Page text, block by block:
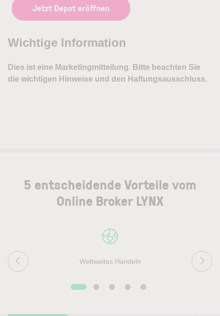
Jetzt Depot eröffnen
5 entscheidende Vorteile vom
Online Broker LYNX
Weltweites Handeln